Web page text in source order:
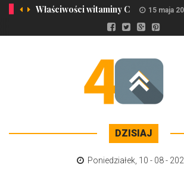
Właściwości witaminy C 15 maja
DZISIAJ
Poniedziałek 10 - 08 -